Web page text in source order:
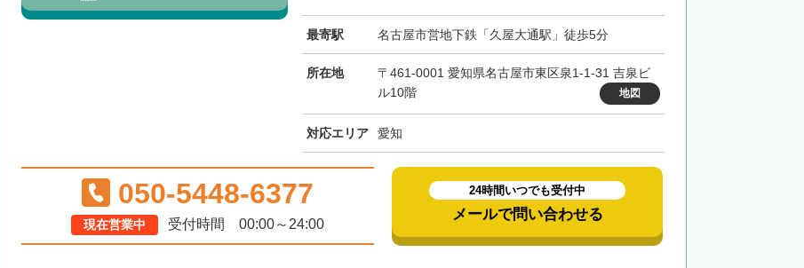
最寄駅 名古屋市営地下鉄「久屋大通駅」徒歩5分
所在地
〒461-0001 愛知県名古屋市東区泉1-1-31 吉泉ビ
ル10階
地図
対応エリア 愛知
050-5448-6377
現在営業中 受付時間 00:00～24:00
24時間いつでも受付中
メールで問い合わせる